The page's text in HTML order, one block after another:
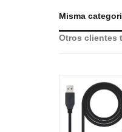
Misma
Otros clientes